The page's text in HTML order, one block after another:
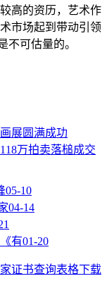
高的资历，艺术作
市场起到带动引领
不可估量的。
展圆满成功
万拍卖落槌成交
05-10
04-14
有01-20
证书查询表格下载